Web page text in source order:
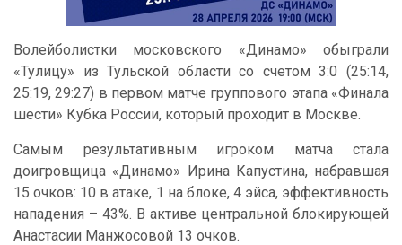
Волейболистки московского «Динамо» обыграли
«Тулицу» из Тульской области со счетом 3:0 (25:14,
25:19, 29:27) в первом матче группового этапа «Финала
шести» Кубка России, который проходит в Москве.
Самым результативным игроком матча стала
доигровщица «Динамо» Ирина Капустина, набравшая
15 очков: 10 в атаке, 1 на блоке, 4 эйса, эффективность
нападения – 43%. В активе центральной блокирующей
Анастасии Манжосовой 13 очков.